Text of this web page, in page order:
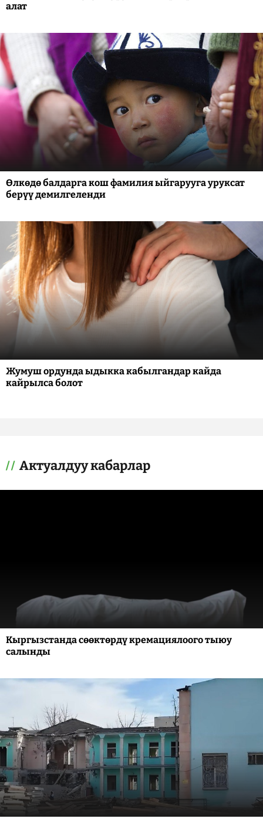
алат
Өлкөдө балдарга кош фамилия ыйгарууга уруксат
берүү демилгеленди
Жумуш ордунда ыдыкка кабылгандар кайда
кайрылса болот
Актуалдуу кабарлар
Кыргызстанда сөөктөрдү кремациялоого тыюу
салынды